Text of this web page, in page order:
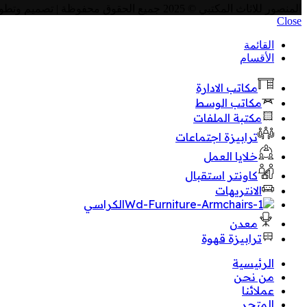
Close
القائمة
الأقسام
مكاتب الادارة
مكاتب الوسط
مكتبة الملفات
ترابيزة اجتماعات
خلايا العمل
كاونتر استقبال
الانتريهات
الكراسي
معدن
ترابيزة قهوة
الرئيسية
من نحن
عملائنا